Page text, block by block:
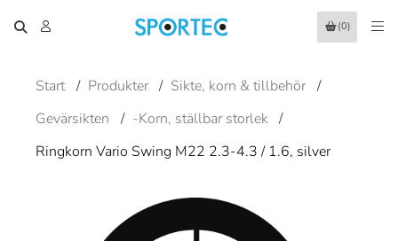
(0)
Start / Produkter / Sikte, korn & tillbehör /
Gevärsikten
/ -Korn, ställbar storlek
/
Ringkorn Vario Swing M22 2.3-4.3 / 1.6, silver